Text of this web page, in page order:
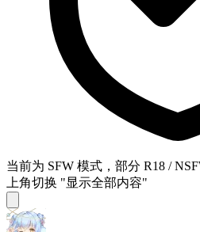
当前为 SFW 模式，部分 R18 /
上角切换 "显示全部内容"